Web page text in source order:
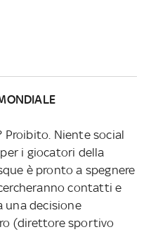
Proibito. Niente social
i giocatori della
è pronto a spegnere
contatti e
una decisione
(direttore sportivo